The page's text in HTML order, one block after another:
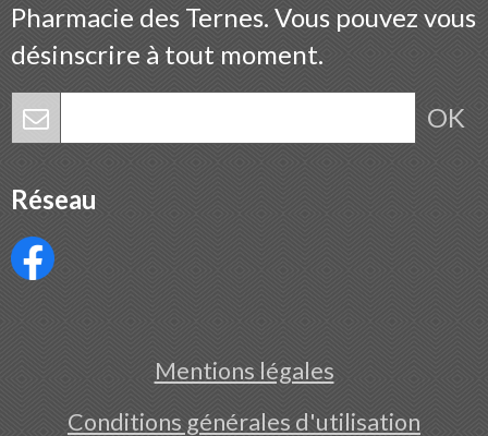
Pharmacie des Ternes. Vous pouvez vous
désinscrire à tout moment.
OK
Réseau
Mentions légales
Conditions générales d'utilisation